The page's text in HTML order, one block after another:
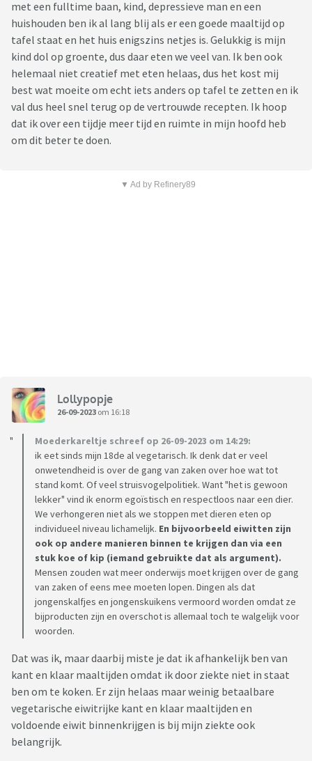
met een fulltime baan, kind, depressieve man en een
huishouden ben ik al lang blij als er een goede maaltijd op
tafel staat en het huis enigszins netjes is. Gelukkig is mijn
kind dol op groente, dus daar eten we veel van. Ik ben ook
helemaal niet creatief met eten helaas, dus het kost mij
best wat moeite om echt iets anders op tafel te zetten en ik
val dus heel snel terug op de vertrouwde recepten. Ik hoop
dat ik over een tijdje meer tijd en ruimte in mijn hoofd heb
om dit beter te doen.
▼ Ad by Refinery89
Lollypopje
26-09-2023 om 16:18
Moederkareltje schreef op 26-09-2023 om 14:29:
ik eet sinds mijn 18de al vegetarisch. Ik denk dat er veel
onwetendheid is over de gang van zaken over hoe wat tot
stand komt. Of veel struisvogelpolitiek. Want "het is gewoon
lekker" vind ik enorm egoïstisch en respectloos naar een dier.
We verhongeren niet als we stoppen met dieren eten op
individueel niveau lichamelijk. En bijvoorbeeld eiwitten zijn
ook op andere manieren binnen te krijgen dan via een
stuk koe of kip (iemand gebruikte dat als argument).
Mensen zouden wat meer onderwijs moet krijgen over de gang
van zaken of eens mee moeten lopen. Dingen als dat
jongenskalfjes en jongenskuikens vermoord worden omdat ze
bijproducten zijn en overschot is allemaal toch te walgelijk voor
woorden.
Dat was ik, maar daarbij miste je dat ik afhankelijk ben van
kant en klaar maaltijden omdat ik door ziekte niet in staat
ben om te koken. Er zijn helaas maar weinig betaalbare
vegetarische eiwitrijke kant en klaar maaltijden en
voldoende eiwit binnenkrijgen is bij mijn ziekte ook
belangrijk.